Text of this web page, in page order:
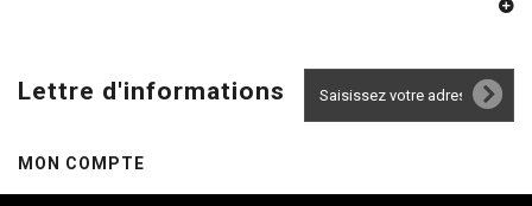
Lettre d'informations
MON COMPTE